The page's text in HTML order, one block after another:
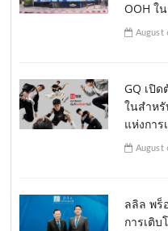
OOH ใ
August
GQ เปิ
ในสำห
แห่งกา
August
ลลิล พร็
การเติบ